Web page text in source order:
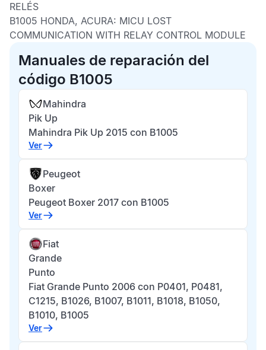
RELÉS
B1005 HONDA, ACURA: MICU LOST
COMMUNICATION WITH RELAY CONTROL MODULE
Manuales de reparación del
código B1005
Mahindra
Pik Up
Mahindra Pik Up 2015 con B1005
Ver
Peugeot
Boxer
Peugeot Boxer 2017 con B1005
Ver
Fiat
Grande
Punto
Fiat Grande Punto 2006 con P0401, P0481,
C1215, B1026, B1007, B1011, B1018, B1050,
B1010, B1005
Ver